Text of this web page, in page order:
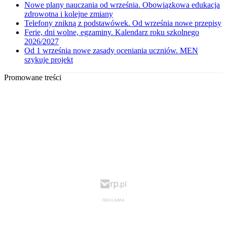
Nowe plany nauczania od września. Obowiązkowa edukacja
zdrowotna i kolejne zmiany
Telefony znikną z podstawówek. Od września nowe przepisy
Ferie, dni wolne, egzaminy. Kalendarz roku szkolnego
2026/2027
Od 1 września nowe zasady oceniania uczniów. MEN
szykuje projekt
Promowane treści